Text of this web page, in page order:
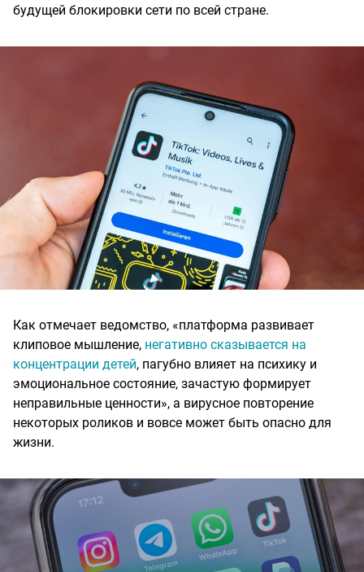
будущей блокировки сети по всей стране.
Как отмечает ведомство, «платформа развивает
клиповое мышление, негативно сказывается на
концентрации детей, пагубно влияет на психику и
эмоциональное состояние, зачастую формирует
неправильные ценности», а вирусное повторение
некоторых роликов и вовсе может быть опасно для
жизни.